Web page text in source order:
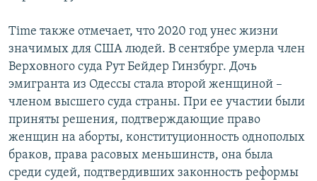
Time также отмечает, что 2020 год унес жизни
значимых для США людей. В сентябре умерла член
Верховного суда Рут Бейдер Гинзбург. Дочь
эмигранта из Одессы стала второй женщиной –
членом высшего суда страны. При ее участии были
приняты решения, подтверждающие право
женщин на аборты, конституционность однополых
браков, права расовых меньшинств, она была
среди судей, подтвердивших законность реформы